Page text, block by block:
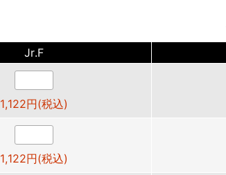
Jr.F
1,122円(税込)
1,122円(税込)